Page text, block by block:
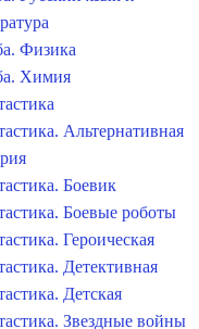
Физика
Химия
Альтернативная
Боевик
Боевые роботы
Героическая
Детективная
Детская
Звездные войны